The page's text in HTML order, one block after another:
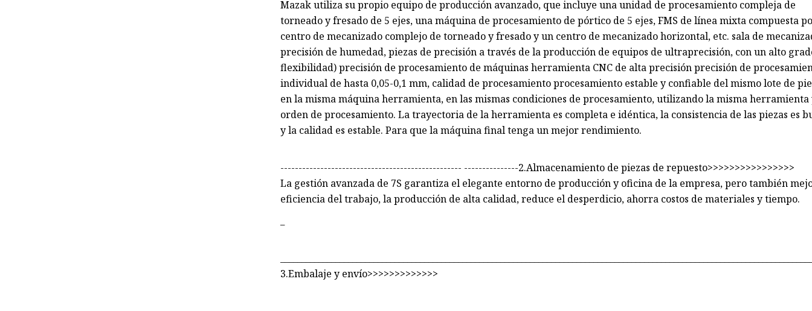
Mazak utiliza su propio equipo de producción avanzado, que incluye una unidad de procesamiento compleja de
torneado y fresado de 5 ejes, una máquina de procesamiento de pórtico de 5 ejes, FMS de línea mixta compuesta
centro de mecanizado complejo de torneado y fresado y un centro de mecanizado horizontal, etc. sala de
precisión de humedad, piezas de precisión a través de la producción de equipos de ultraprecisión, con un alto
flexibilidad) precisión de procesamiento de máquinas herramienta CNC de alta precisión precisión de
individual de hasta 0,05-0,1 mm, calidad de procesamiento procesamiento estable y confiable del mismo lote de
en la misma máquina herramienta, en las mismas condiciones de procesamiento, utilizando la misma herramienta
orden de procesamiento. La trayectoria de la herramienta es completa e idéntica, la consistencia de las piezas es
y la calidad es estable. Para que la máquina final tenga un mejor rendimiento.
-------------------------------------------------- ---------------2.Almacenamiento de piezas de repuesto>>>>>>>>>>>>>>>>
La gestión avanzada de 7S garantiza el elegante entorno de producción y oficina de la empresa, pero también
eficiencia del trabajo, la producción de alta calidad, reduce el desperdicio, ahorra costos de materiales y tiempo.
3.Embalaje y envío>>>>>>>>>>>>>